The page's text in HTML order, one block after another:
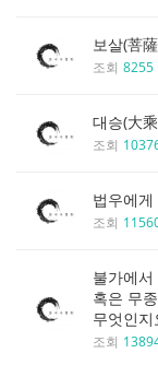
보살(菩
조회 8255
대승(大
조회
법우에게
조회
불가에
혹은 무
무엇인지
조회